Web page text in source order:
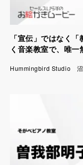
「宣伝」ではなく
く音楽教室で、唯
Hummingbird Studio 沼